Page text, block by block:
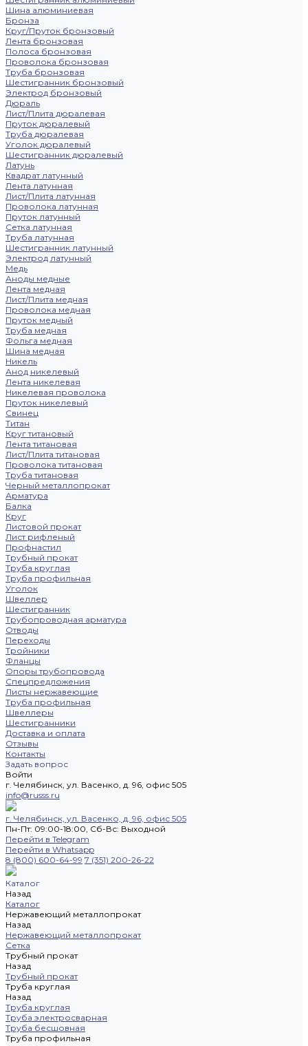
Шина алюминиевая
Бронза
Круг/Пруток бронзовый
Лента бронзовая
Полоса бронзовая
Проволока бронзовая
Труба бронзовая
Шестигранник бронзовый
Электрод бронзовый
Дюраль
Лист/Плита дюралевая
Пруток дюралевый
Труба дюралевая
Уголок дюралевый
Шестигранник дюралевый
Латунь
Квадрат латунный
Лента латунная
Лист/Плита латунная
Проволока латунная
Пруток латунный
Сетка латунная
Труба латунная
Шестигранник латунный
Электрод латунный
Медь
Аноды медные
Лента медная
Лист/Плита медная
Проволока медная
Пруток медный
Труба медная
Фольга медная
Шина медная
Никель
Анод никелевый
Лента никелевая
Никелевая проволока
Пруток никелевый
Свинец
Титан
Круг титановый
Лента титановая
Лист/Плита титановая
Проволока титановая
Труба титановая
Черный металлопрокат
Арматура
Балка
Круг
Листовой прокат
Лист рифленый
Профнастил
Трубный прокат
Труба круглая
Труба профильная
Уголок
Швеллер
Шестигранник
Трубопроводная арматура
Отводы
Переходы
Тройники
Фланцы
Опоры трубопровода
Спецпредложения
Листы нержавеющие
Труба профильная
Швеллеры
Шестигранники
Доставка и оплата
Отзывы
Контакты
Задать вопрос
Войти
г. Челябинск, ул. Васенко, д. 96, офис 505
info@russs.ru
г. Челябинск, ул. Васенко, д. 96, офис 505
Пн-Пт: 09:00-18:00, Cб-Вс: Выходной
Перейти в Telegram
Перейти в Whatsapp
8 (800) 600-64-99 7 (351) 200-26-22
Каталог
Назад
Каталог
Нержавеющий металлопрокат
Назад
Нержавеющий металлопрокат
Сетка
Трубный прокат
Назад
Трубный прокат
Труба круглая
Назад
Труба круглая
Труба электросварная
Труба бесшовная
Труба профильная